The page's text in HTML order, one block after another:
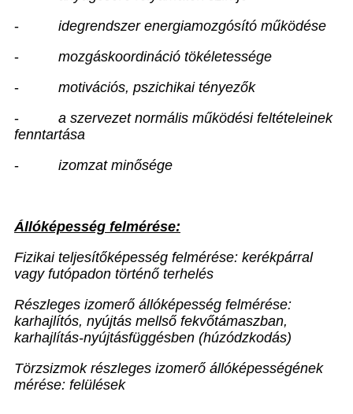
-
idegrendszer energiamozgósító működése
-
mozgáskoordináció tökéletessége
-
motivációs, pszichikai tényezők
-
a szervezet normális működési feltételeinek
fenntartása
-
izomzat minősége
Állóképesség felmérése:
Fizikai teljesítőképesség felmérése: kerékpárral
vagy futópadon történő terhelés
Részleges izomerő állóképesség felmérése:
karhajlítós, nyújtás mellső fekvőtámaszban,
karhajlítás-nyújtásfüggésben (húzódzkodás)
Törzsizmok részleges izomerő állóképességének
mérése: felülések